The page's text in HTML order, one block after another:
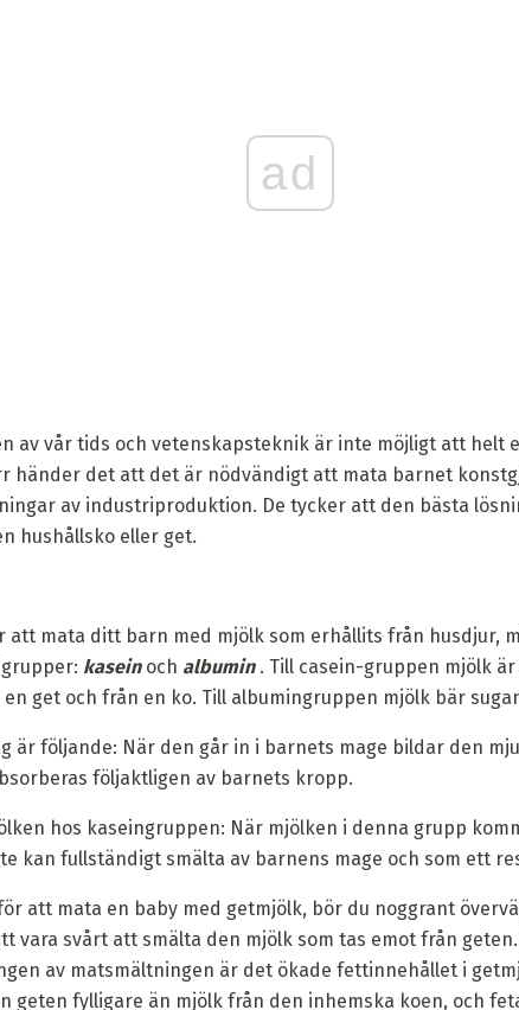
ad
av vår tids och vetenskapsteknik är inte möjligt att helt
händer det att det är nödvändigt att mata barnet
av industriproduktion. De tycker att den bästa
hushållsko eller get.
att mata ditt barn med mjölk som erhållits från husdjur,
kaseinoch albumin. Till casein-gruppen mjölk
get och från en ko. Till albumingruppen mjölk bär
är följande: När den går in i barnets mage bildar den
följaktligen av barnets kropp.
hos kaseingruppen: När mjölken i denna grupp
kan fullständigt smälta av barnens mage och som ett
att mata en baby med getmjölk, bör du noggrant
vara svårt att smälta den mjölk som tas emot från
av matsmältningen är det ökade fettinnehållet i
geten fylligare än mjölk från den inhemska koen, och